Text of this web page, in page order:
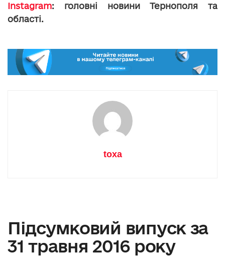
Instagram: головні новини Тернополя та
області.
toxa
Підсумковий випуск за
31 травня 2016 року